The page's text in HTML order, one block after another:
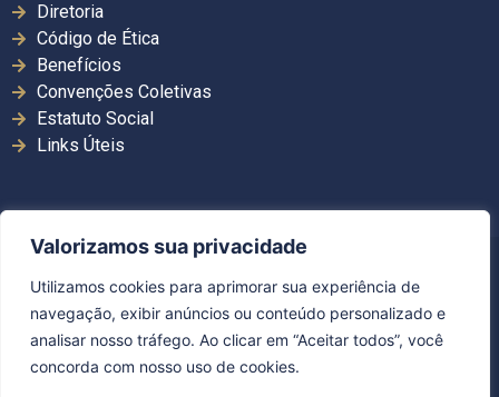
Valorizamos sua privacidade
Utilizamos cookies para aprimorar sua experiência de
navegação, exibir anúncios ou conteúdo personalizado e
analisar nosso tráfego. Ao clicar em “Aceitar todos”, você
concorda com nosso uso de cookies.
Diretoria
Código de Ética
Benefícios
Convenções Coletivas
Estatuto Social
Links Úteis
Copyright ©2026. Sincor MS | Todos os direitos
reservados.
Desenvolvido por Guerra Comunicação